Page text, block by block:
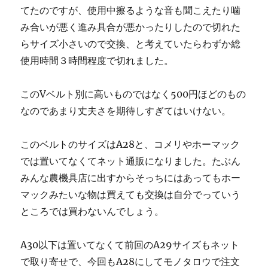
てたのですが、使用中擦るような音も聞こえたり噛
み合いが悪く進み具合が悪かったりしたので切れた
らサイズ小さいので交換、と考えていたらわずか総
使用時間３時間程度で切れました。
このVベルト別に高いものではなく500円ほどのもの
なのであまり丈夫さを期待しすぎてはいけない。
このベルトのサイズはA28と、コメリやホーマック
では置いてなくてネット通販になりました。たぶん
みんな農機具店に出すからそっちにはあってもホー
マックみたいな物は買えても交換は自分でっていう
ところでは買わないんでしょう。
A30以下は置いてなくて前回のA29サイズもネット
で取り寄せで、今回もA28にしてモノタロウで注文